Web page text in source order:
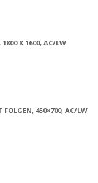
X 1600, AC/LW
FOLGEN, 450×700, AC/LW